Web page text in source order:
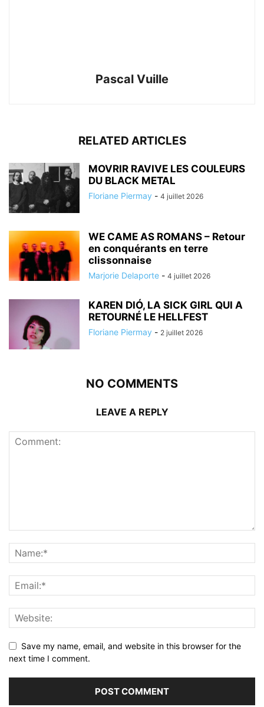
Pascal Vuille
RELATED ARTICLES
MOVRIR RAVIVE LES COULEURS
DU BLACK METAL
Floriane Piermay - 4 juillet 2026
WE CAME AS ROMANS – Retour
en conquérants en terre
clissonnaise
Marjorie Delaporte - 4 juillet 2026
KAREN DIÓ, LA SICK GIRL QUI A
RETOURNÉ LE HELLFEST
Floriane Piermay - 2 juillet 2026
NO COMMENTS
LEAVE A REPLY
Save my name, email, and website in this browser for the
next time I comment.